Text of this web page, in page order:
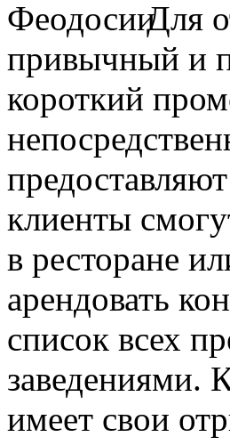
Для
привычный и
короткий
клиенты
в ресторане
арендовать
список всех
заведениями.
имеет свои